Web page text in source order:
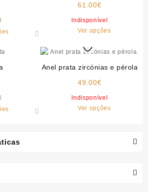
the
61.00€
Indisponível
Ver opçõesThis
has
variants.
Anel prata zircónias e pérola
49.00€
Indisponível
Ver opçõesThis
multiple